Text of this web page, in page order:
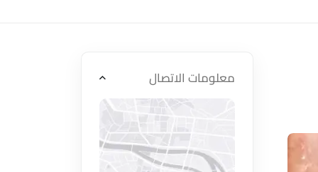
معلومات الاتصال